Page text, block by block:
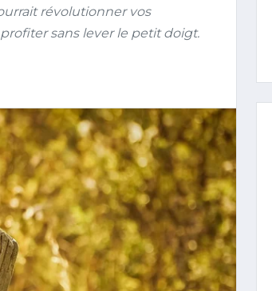
révolutionner vos
sans lever le petit doigt.